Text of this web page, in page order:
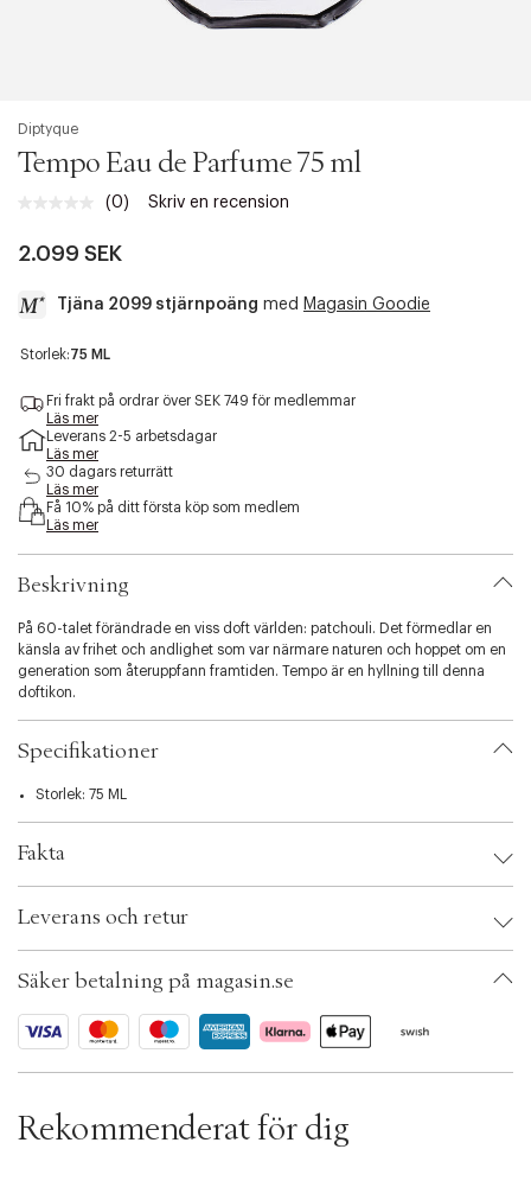
Diptyque
Tempo Eau de Parfume 75 ml
Inget
Länk
sida.
(0) Skriv en recension
2.099 SEK
Tjäna 2099 stjärnpoäng med Magasin Goodie
a
c
s
b
i
t
.
v
a
r
i
a
t
n
.
e
l
c
t
o
n
Storlek:75 ML
Fri frakt på ordrar över SEK 749 för medlemmar
Läs mer
Leverans 2-5 arbetsdagar
Läs mer
30 dagars returrätt
Läs mer
Få 10% på ditt första köp som medlem
Läs mer
Beskrivning
På 60-talet förändrade en viss doft världen: patchouli. Det förmedlar en
känsla av frihet och andlighet som var närmare naturen och hoppet om en
generation som återuppfann framtiden. Tempo är en hyllning till denna
doftikon.
Specifikationer
Storlek: 75 ML
Fakta
EAN: 3700431425805
ID: ACJO86-0008
Leverans och retur
Säker betalning på magasin.se
Rekommenderat för dig